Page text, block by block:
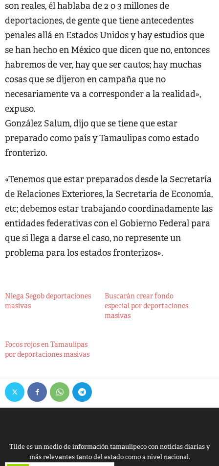
son reales, él hablaba de 2 o 3 millones de
deportaciones, de gente que tiene antecedentes
penales allá en Estados Unidos y hay estudios que
se han hecho en México que dicen que no, entonces
habremos de ver, hay que ser cautos; hay muchas
cosas que se dijeron en campaña que no
necesariamente va a corresponder a la realidad»,
expuso.
González Salum, dijo que se tiene que estar
preparado como país y Tamaulipas como estado
fronterizo.
«Tenemos que estar preparados desde la Secretaría
de Relaciones Exteriores, la Secretaría de Economía,
etc; debemos estar trabajando coordinadamente las
entidades federativas con el Gobierno Federal para
que si llega a darse el caso, no represente un
problema para los estados fronterizos».
Niega Segob deportaciones
masivas
Buscarán crear fondo
especial por deportaciones
masivas
Focos rojos en Tamaulipas
por deportaciones masivas
Tilde es un medio de información tamaulipeco con noticias diarias y
más relevantes tanto del estado como a nivel nacional.